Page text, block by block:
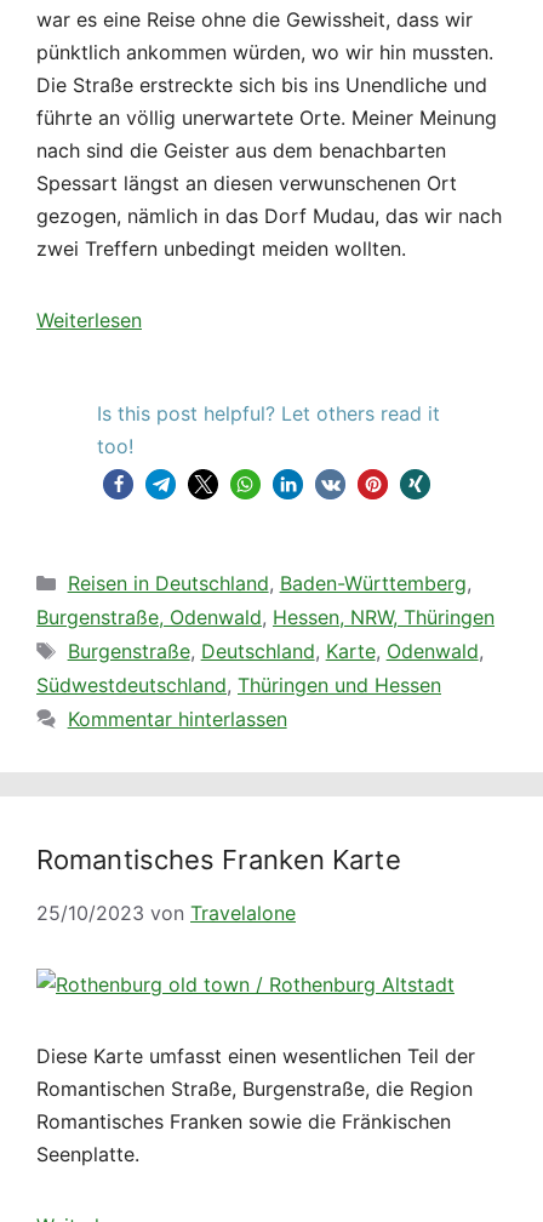
war es eine Reise ohne die Gewissheit, dass wir
pünktlich ankommen würden, wo wir hin mussten.
Die Straße erstreckte sich bis ins Unendliche und
führte an völlig unerwartete Orte. Meiner Meinung
nach sind die Geister aus dem benachbarten
Spessart längst an diesen verwunschenen Ort
gezogen, nämlich in das Dorf Mudau, das wir nach
zwei Treffern unbedingt meiden wollten.
Weiterlesen
Is this post helpful? Let others read it
too!
Kategorien
Reisen in Deutschland, Baden-Württemberg,
Burgenstraße, Odenwald, Hessen, NRW, Thüringen
Schlagwörter
Burgenstraße, Deutschland, Karte, Odenwald,
Südwestdeutschland, Thüringen und Hessen
Kommentar hinterlassen
Romantisches Franken Karte
25/10/2023 von Travelalone
Diese Karte umfasst einen wesentlichen Teil der
Romantischen Straße, Burgenstraße, die Region
Romantisches Franken sowie die Fränkischen
Seenplatte.